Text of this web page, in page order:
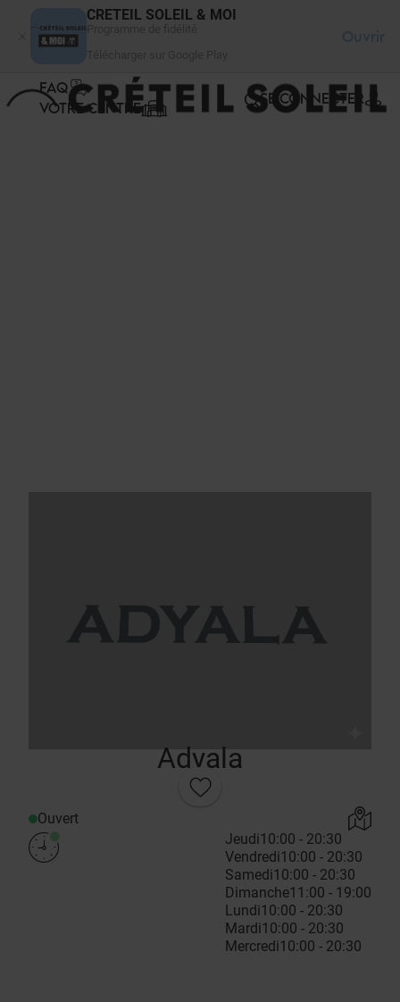
CRETEIL SOLEIL & MOI
Ouvrir
FAQ
VOTRE CENTRE
SE CONNECTER
Adyala
Ouvert
Jeudi10:00 - 20:30
Vendredi10:00 - 20:30
Samedi10:00 - 20:30
Dimanche11:00 - 19:00
Lundi10:00 - 20:30
Mardi10:00 - 20:30
Mercredi10:00 - 20:30
Panneau de gestion des cookies